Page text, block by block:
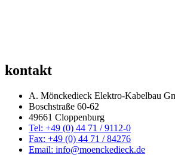
kontakt
A. Mönckedieck Elektro-Kabelbau
Boschstraße 60-62
49661 Cloppenburg
Tel: +49 (0) 44 71 / 9112-0
Fax: +49 (0) 44 71 / 84276
Email: info@moenckedieck.de